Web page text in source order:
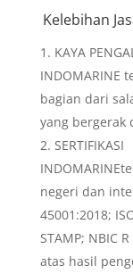
Kelebihan
KAYA
INDOMARINE
bagian dari
yang bergerak
SERTIFIKASI
negeri dan
45001:2018;
STAMP; NBIC
atas hasil